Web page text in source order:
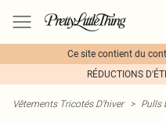
Ce site contient du
RÉDUCTIONS
Vêtements Tricotés D'hiver > Pulls